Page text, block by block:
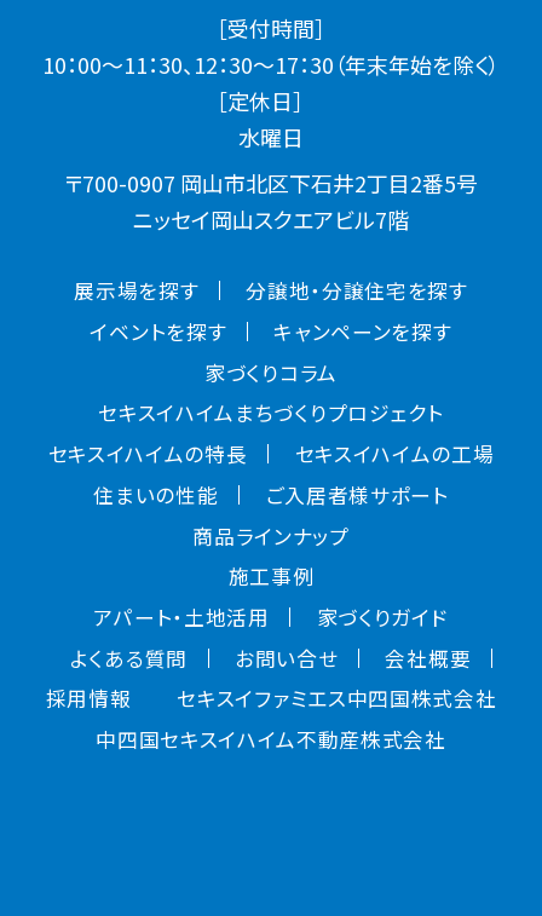
［受付時間］
10：00～11：30、12：30～17：30（年末年始を除く）
［定休日］
水曜日
〒700-0907 岡山市北区下石井2丁目2番5号
ニッセイ岡山スクエアビル7階
展示場を探す
分譲地・分譲住宅を探す
イベントを探す
キャンペーンを探す
家づくりコラム
セキスイハイムまちづくりプロジェクト
セキスイハイムの特長
セキスイハイムの工場
住まいの性能
ご入居者様サポート
商品ラインナップ
施工事例
アパート・土地活用
家づくりガイド
よくある質問
お問い合せ
会社概要
採用情報
セキスイファミエス中四国株式会社
中四国セキスイハイム不動産株式会社